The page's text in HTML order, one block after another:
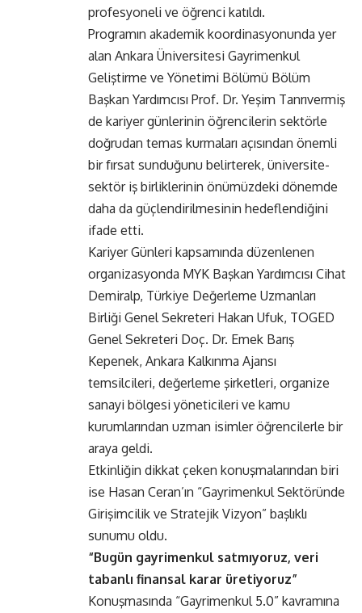
profesyoneli ve öğrenci katıldı.
Programın akademik koordinasyonunda yer
alan Ankara Üniversitesi Gayrimenkul
Geliştirme ve Yönetimi Bölümü Bölüm
Başkan Yardımcısı Prof. Dr. Yeşim Tanrıvermiş
de kariyer günlerinin öğrencilerin sektörle
doğrudan temas kurmaları açısından önemli
bir fırsat sunduğunu belirterek, üniversite-
sektör iş birliklerinin önümüzdeki dönemde
daha da güçlendirilmesinin hedeflendiğini
ifade etti.
Kariyer Günleri kapsamında düzenlenen
organizasyonda MYK Başkan Yardımcısı Cihat
Demiralp, Türkiye Değerleme Uzmanları
Birliği Genel Sekreteri Hakan Ufuk, TOGED
Genel Sekreteri Doç. Dr. Emek Barış
Kepenek, Ankara Kalkınma Ajansı
temsilcileri, değerleme şirketleri, organize
sanayi bölgesi yöneticileri ve kamu
kurumlarından uzman isimler öğrencilerle bir
araya geldi.
Etkinliğin dikkat çeken konuşmalarından biri
ise Hasan Ceran’ın “Gayrimenkul Sektöründe
Girişimcilik ve Stratejik Vizyon” başlıklı
sunumu oldu.
“Bugün gayrimenkul satmıyoruz, veri
tabanlı finansal karar üretiyoruz”
Konuşmasında “Gayrimenkul 5.0” kavramına